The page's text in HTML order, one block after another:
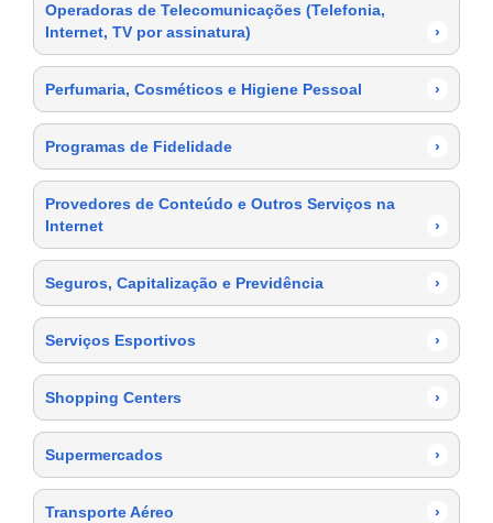
Operadoras de Telecomunicações (Telefonia,
Internet, TV por assinatura)
›
Perfumaria, Cosméticos e Higiene Pessoal ›
Programas de Fidelidade ›
Provedores de Conteúdo e Outros Serviços na
Internet
›
Seguros, Capitalização e Previdência ›
Serviços Esportivos ›
Shopping Centers ›
Supermercados ›
Transporte Aéreo ›